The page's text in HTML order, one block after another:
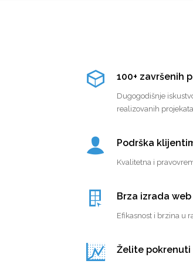
100+ završenih
Dugogodišnje
realizovanih
Podrška
Kvalitetna i
Brza izrada
Efikasnost i brzina u
Želite